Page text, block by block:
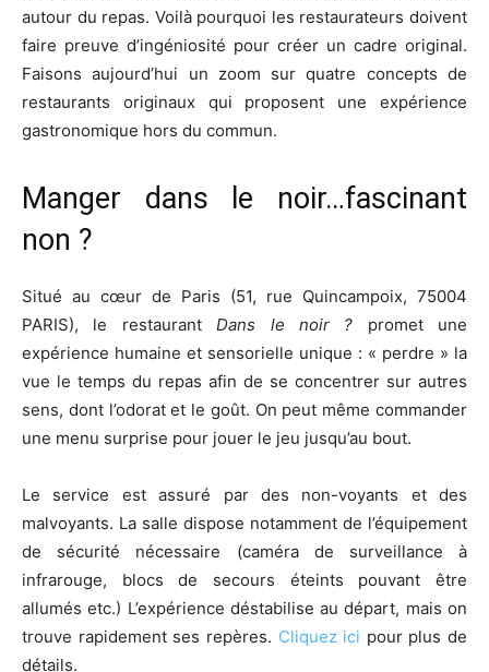
autour du repas. Voilà pourquoi les restaurateurs doivent
faire preuve d’ingéniosité pour créer un cadre original.
Faisons aujourd’hui un zoom sur quatre concepts de
restaurants originaux qui proposent une expérience
gastronomique hors du commun.
Manger dans le noir…fascinant
non ?
Situé au cœur de Paris (51, rue Quincampoix, 75004
PARIS), le restaurantDans le noir ? promet une
expérience humaine et sensorielle unique : « perdre » la
vue le temps du repas afin de se concentrer sur autres
sens, dont l’odorat et le goût. On peut même commander
une menu surprise pour jouer le jeu jusqu’au bout.
Le service est assuré par des non-voyants et des
malvoyants. La salle dispose notamment de l’équipement
de sécurité nécessaire (caméra de surveillance à
infrarouge, blocs de secours éteints pouvant être
allumés etc.) L’expérience déstabilise au départ, mais on
trouve rapidement ses repères. Cliquez ici pour plus de
détails.